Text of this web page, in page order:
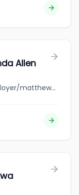
Allen
jobbank.gc.ca/browsejobs/employer/matthew+allen%2C+amanda+allen/ca